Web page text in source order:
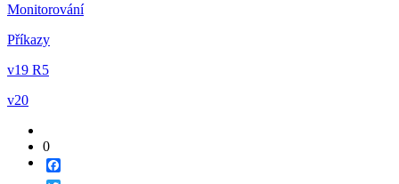
Monitorování
Příkazy
v19 R5
v20
0